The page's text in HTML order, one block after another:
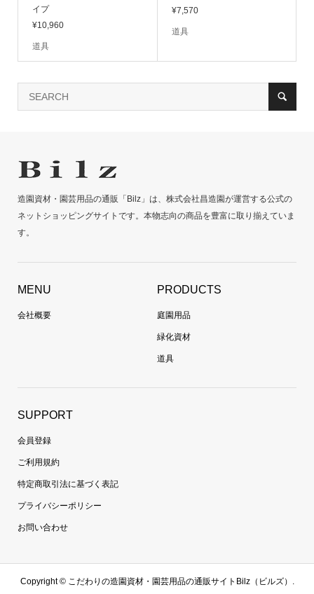
イプ
¥10,960
道具
¥7,570
道具
造園資材・園芸用品の通販「Bilz」は、株式会社昌造園が運営する公式の
ネットショッピングサイトです。本物志向の商品を豊富に取り揃えていま
す。
MENU
会社概要
PRODUCTS
庭園用品
緑化資材
道具
SUPPORT
会員登録
ご利用規約
特定商取引法に基づく表記
プライバシーポリシー
お問い合わせ
Copyright ©こだわりの造園資材・園芸用品の通販サイトBilz（ビルズ）.